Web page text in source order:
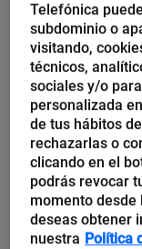
Virginia Cabrera
Cuatro
Los casos de crisis
mediático en todos
sociales, ya que casi
Telefónica
subdominio o
visitando,
técnicos,
sociales y/o
personalizada
de tus hábitos
rechazarlas o
clicando en el
podrás revocar
momento desde
deseas obtener
nuestra Política